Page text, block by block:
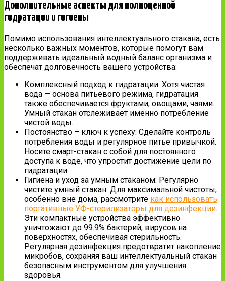
Дополнительные аспекты для полноценной
гидратации и гигиены
Помимо использования интеллектуального стакана, есть
несколько важных моментов, которые помогут вам
поддерживать идеальный водный баланс организма и
обеспечат долговечность вашего устройства:
Комплексный подход к гидратации: Хотя чистая
вода — основа питьевого режима, гидратация
также обеспечивается фруктами, овощами, чаями.
Умный стакан отслеживает именно потребление
чистой воды.
Постоянство – ключ к успеху: Сделайте контроль
потребления воды и регулярное питье привычкой.
Носите смарт-стакан с собой для постоянного
доступа к воде, что упростит достижение цели по
гидратации.
Гигиена и уход за умным стаканом: Регулярно
чистите умный стакан. Для максимальной чистоты,
особенно вне дома, рассмотрите как использовать
портативные УФ-стерилизаторы для дезинфекции.
Эти компактные устройства эффективно
уничтожают до 99.9% бактерий, вирусов на
поверхностях, обеспечивая стерильность.
Регулярная дезинфекция предотвратит накопление
микробов, сохраняя ваш интеллектуальный стакан
безопасным инструментом для улучшения
здоровья.